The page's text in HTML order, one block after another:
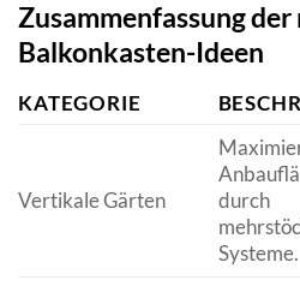
Zusammenfassung
Balkonkasten-Ideen
KATEGORIE
Vertikale Gärten
durch
Systeme.